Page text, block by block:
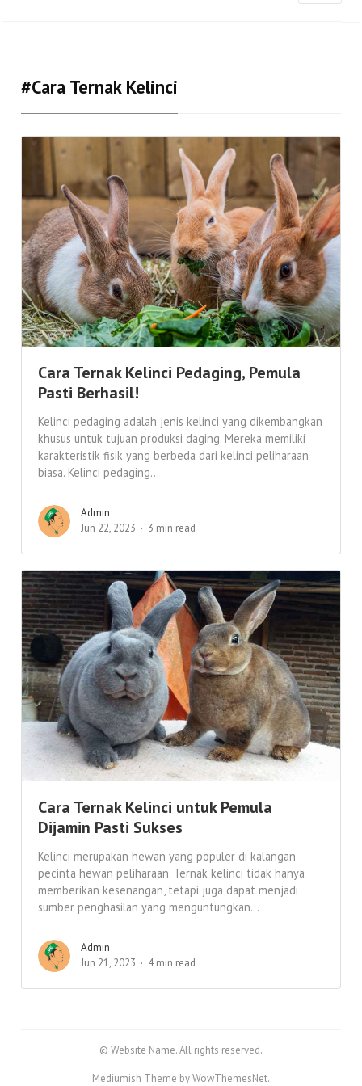
#cara Ternak Kelinci
Cara Ternak Kelinci Pedaging, Pemula
Pasti Berhasil!
Kelinci pedaging adalah jenis kelinci yang dikembangkan
khusus untuk tujuan produksi daging. Mereka memiliki
karakteristik fisik yang berbeda dari kelinci peliharaan
biasa. Kelinci pedaging...
Admin
Jun 22, 2023
3 min read
Cara Ternak Kelinci untuk Pemula
Dijamin Pasti Sukses
Kelinci merupakan hewan yang populer di kalangan
pecinta hewan peliharaan. Ternak kelinci tidak hanya
memberikan kesenangan, tetapi juga dapat menjadi
sumber penghasilan yang menguntungkan...
Admin
Jun 21, 2023
4 min read
© Website Name. All rights reserved.
Mediumish Theme by WowThemesNet.